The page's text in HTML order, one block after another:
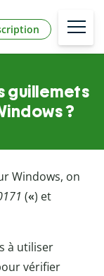
guillemets
?
Windows, on
(«) et
à utiliser
vérifier